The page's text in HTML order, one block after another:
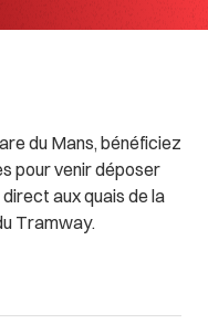
du Mans, bénéficiez
pour venir déposer
aux quais de la
Tramway.